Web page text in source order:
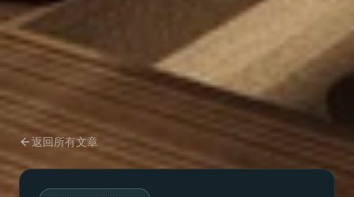
返回所有文章